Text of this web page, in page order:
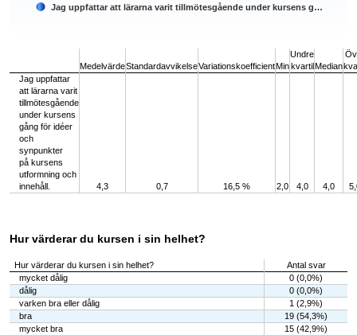
Jag uppfattar att lärarna varit tillmötesgående under kursens g…
MedelvärdeStandardavvikelseVariationskoefficientMin
Undre
kvartilMedian
Jag uppfattar
att lärarna varit
tillmötesgående
under kursens
gång för idéer
och
synpunkter
på kursens
utformning och
innehåll.
4,3 0,7 16,5 % 2,0 4,0 4,0
Hur värderar du kursen i sin helhet?
Hur värderar du kursen i sin helhet?
Antal svar
mycket dålig
0 (0,0%)
dålig
0 (0,0%)
varken bra eller dålig
1 (2,9%)
bra
19 (54,3%)
mycket bra
15 (42,9%)